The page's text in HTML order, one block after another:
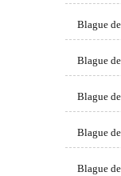
Blague
Blague
Blague
Blague
Blague